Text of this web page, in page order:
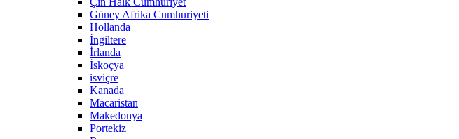
Güney Afrika Cumhuriyeti
Hollanda
İngiltere
İrlanda
İskoçya
isviçre
Kanada
Macaristan
Makedonya
Portekiz